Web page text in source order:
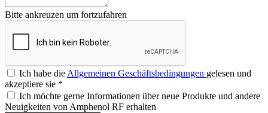
Bitte ankreuzen um fortzufahren
Ich habe dieAllgemeinen Geschäftsbedingungen gelesen und
akzeptiere sie *
Ich möchte gerne Informationen über neue Produkte und andere
Neuigkeiten von Amphenol RF erhalten